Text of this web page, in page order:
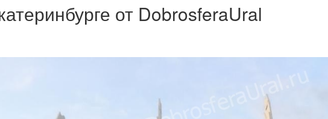
от DobrosferaUral